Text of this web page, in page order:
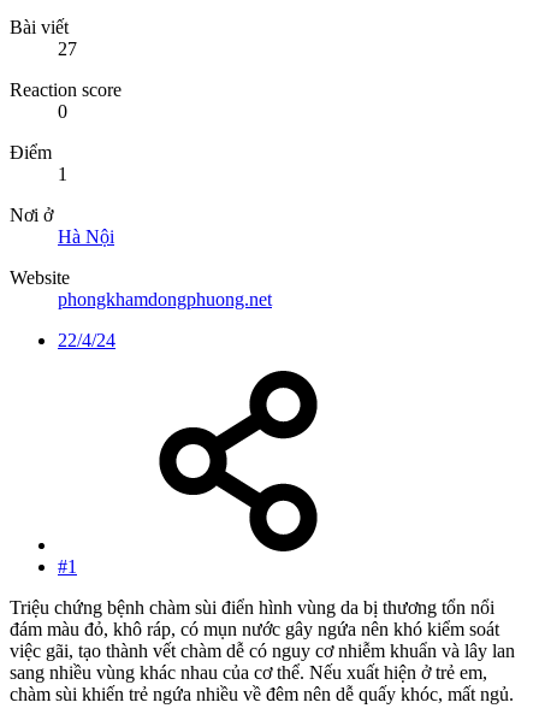
Bài viết
27
Reaction score
0
Điểm
1
Nơi ở
Hà Nội
Website
phongkhamdongphuong.net
22/4/24
#1
Triệu chứng bệnh chàm sùi điển hình vùng da bị thương tổn nổi
đám màu đỏ, khô ráp, có mụn nước gây ngứa nên khó kiểm soát
việc gãi, tạo thành vết chàm dễ có nguy cơ nhiễm khuẩn và lây lan
sang nhiều vùng khác nhau của cơ thể. Nếu xuất hiện ở trẻ em,
chàm sùi khiến trẻ ngứa nhiều về đêm nên dễ quấy khóc, mất ngủ.